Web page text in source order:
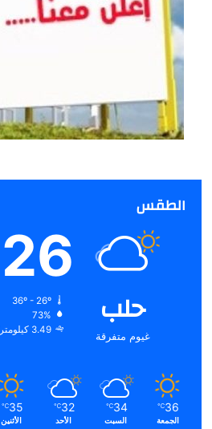
الطقس
حلب
غيوم متفرقة
26
36º - 26º
73%
3.49 كيلومتر/ساعة
36
℃
الجمعة
34
℃
السبت
32
℃
الأحد
35
℃
الأثنين